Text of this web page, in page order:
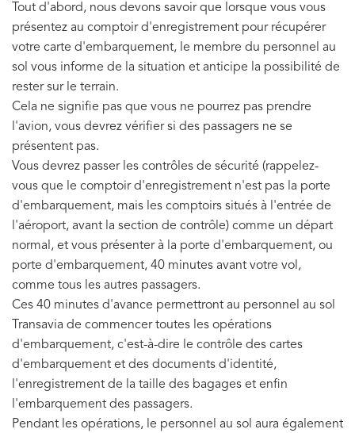
Tout d'abord, nous devons savoir que lorsque vous vous
présentez au comptoir d'enregistrement pour récupérer
votre carte d'embarquement, le membre du personnel au
sol vous informe de la situation et anticipe la possibilité de
rester sur le terrain.
Cela ne signifie pas que vous ne pourrez pas prendre
l'avion, vous devrez vérifier si des passagers ne se
présentent pas.
Vous devrez passer les contrôles de sécurité (rappelez-
vous que le comptoir d'enregistrement n'est pas la porte
d'embarquement, mais les comptoirs situés à l'entrée de
l'aéroport, avant la section de contrôle) comme un départ
normal, et vous présenter à la porte d'embarquement, ou
porte d'embarquement, 40 minutes avant votre vol,
comme tous les autres passagers.
Ces 40 minutes d'avance permettront au personnel au sol
Transavia de commencer toutes les opérations
d'embarquement, c'est-à-dire le contrôle des cartes
d'embarquement et des documents d'identité,
l'enregistrement de la taille des bagages et enfin
l'embarquement des passagers.
Pendant les opérations, le personnel au sol aura également